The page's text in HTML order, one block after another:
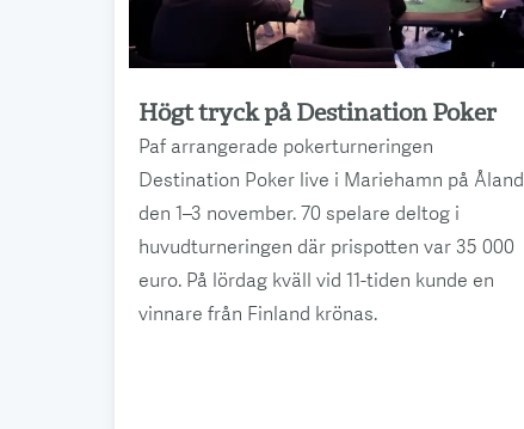
Högt tryck på Destination Poker
Paf arrangerade pokerturneringen
Destination Poker live i Mariehamn på Åland
den 1–3 november. 70 spelare deltog i
huvudturneringen där prispotten var 35 000
euro. På lördag kväll vid 11-tiden kunde en
vinnare från Finland krönas.
Läs mer